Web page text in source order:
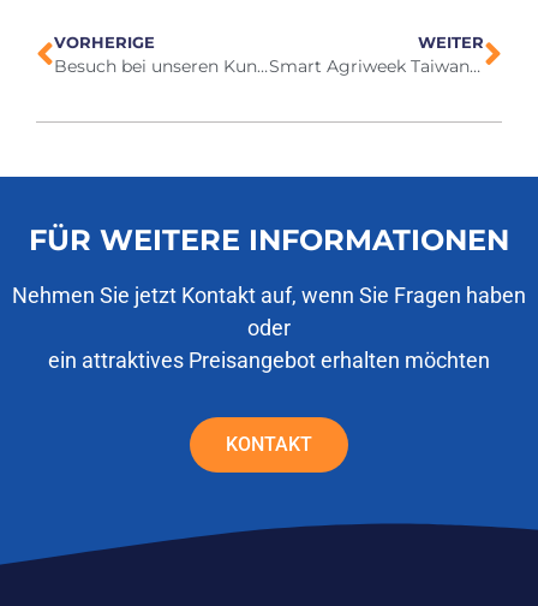
VORHERIGE
Besuch bei unseren Kunden auf den Philippinen Juli 2023
WEITER
Smart Agriweek Taiwan 2023
FÜR WEITERE INFORMATIONEN
Nehmen Sie jetzt Kontakt auf, wenn Sie Fragen haben
oder
ein attraktives Preisangebot erhalten möchten
KONTAKT